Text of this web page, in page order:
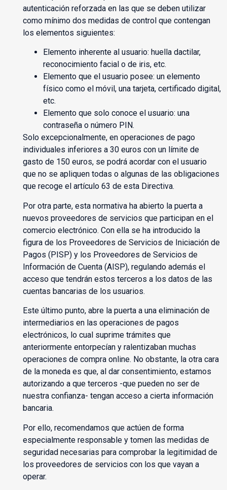
autenticación reforzada en las que se deben utilizar
como mínimo dos medidas de control que contengan
los elementos siguientes:
Elemento inherente al usuario: huella dactilar,
reconocimiento facial o de iris, etc.
Elemento que el usuario posee: un elemento
físico como el móvil, una tarjeta, certificado digital,
etc.
Elemento que solo conoce el usuario: una
contraseña o número PIN.
Solo excepcionalmente, en operaciones de pago
individuales inferiores a 30 euros con un límite de
gasto de 150 euros, se podrá acordar con el usuario
que no se apliquen todas o algunas de las obligaciones
que recoge el artículo 63 de esta Directiva.
Por otra parte, esta normativa ha abierto la puerta a
nuevos proveedores de servicios que participan en el
comercio electrónico. Con ella se ha introducido la
figura de los Proveedores de Servicios de Iniciación de
Pagos (PISP) y los Proveedores de Servicios de
Información de Cuenta (AISP), regulando además el
acceso que tendrán estos terceros a los datos de las
cuentas bancarias de los usuarios.
Este último punto, abre la puerta a una eliminación de
intermediarios en las operaciones de pagos
electrónicos, lo cual suprime trámites que
anteriormente entorpecían y ralentizaban muchas
operaciones de compra online. No obstante, la otra cara
de la moneda es que, al dar consentimiento, estamos
autorizando a que terceros -que pueden no ser de
nuestra confianza- tengan acceso a cierta información
bancaria.
Por ello, recomendamos que actúen de forma
especialmente responsable y tomen las medidas de
seguridad necesarias para comprobar la legitimidad de
los proveedores de servicios con los que vayan a
operar.